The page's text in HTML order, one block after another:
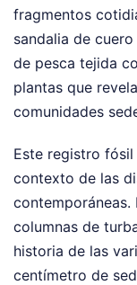
fragmentos
sandalia de
de pesca tejida
plantas que
comunidades
Este registro
contexto de las
columnas de
historia de las
centímetro de